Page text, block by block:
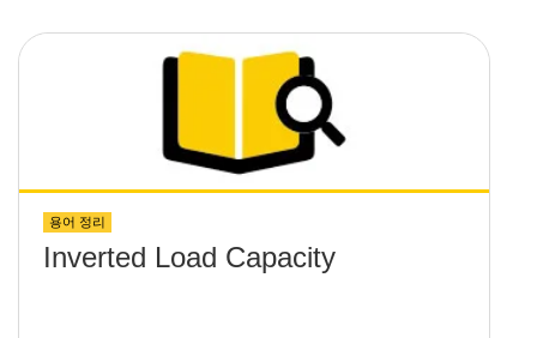
용어 정리
Inverted Load Capacity